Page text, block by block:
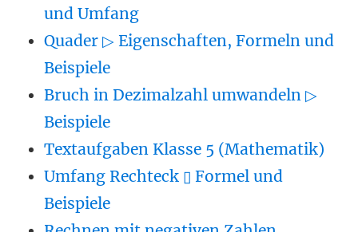
und Umfang
Quader ▷ Eigenschaften, Formeln und
Beispiele
Bruch in Dezimalzahl umwandeln ▷
Beispiele
Textaufgaben Klasse 5 (Mathematik)
Umfang Rechteck ▯ Formel und
Beispiele